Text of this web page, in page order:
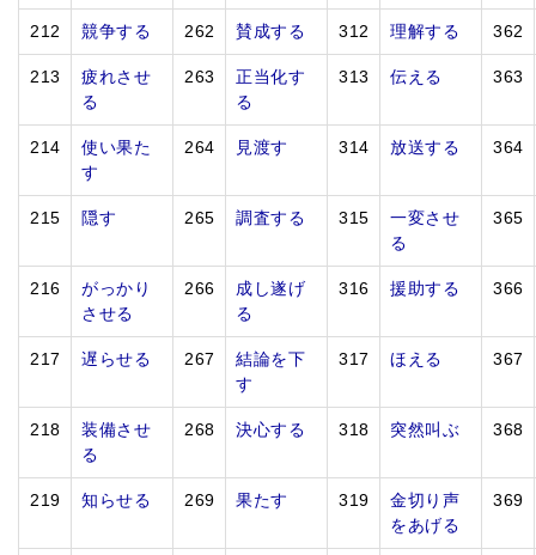
212 競争する 262 賛成する 312 理解する 362
213
疲れさせ
る
263
正当化す
る
313 伝える 363
214
使い果た
す
264 見渡す 314 放送する 364
215 隠す 265 調査する 315
一変させ
る
365
216
がっかり
させる
266
成し遂げ
る
316 援助する 366
217 遅らせる 267
結論を下
す
317 ほえる 367
218
装備させ
る
268 決心する 318 突然叫ぶ 368
219 知らせる 269 果たす 319
金切り声
をあげる
369